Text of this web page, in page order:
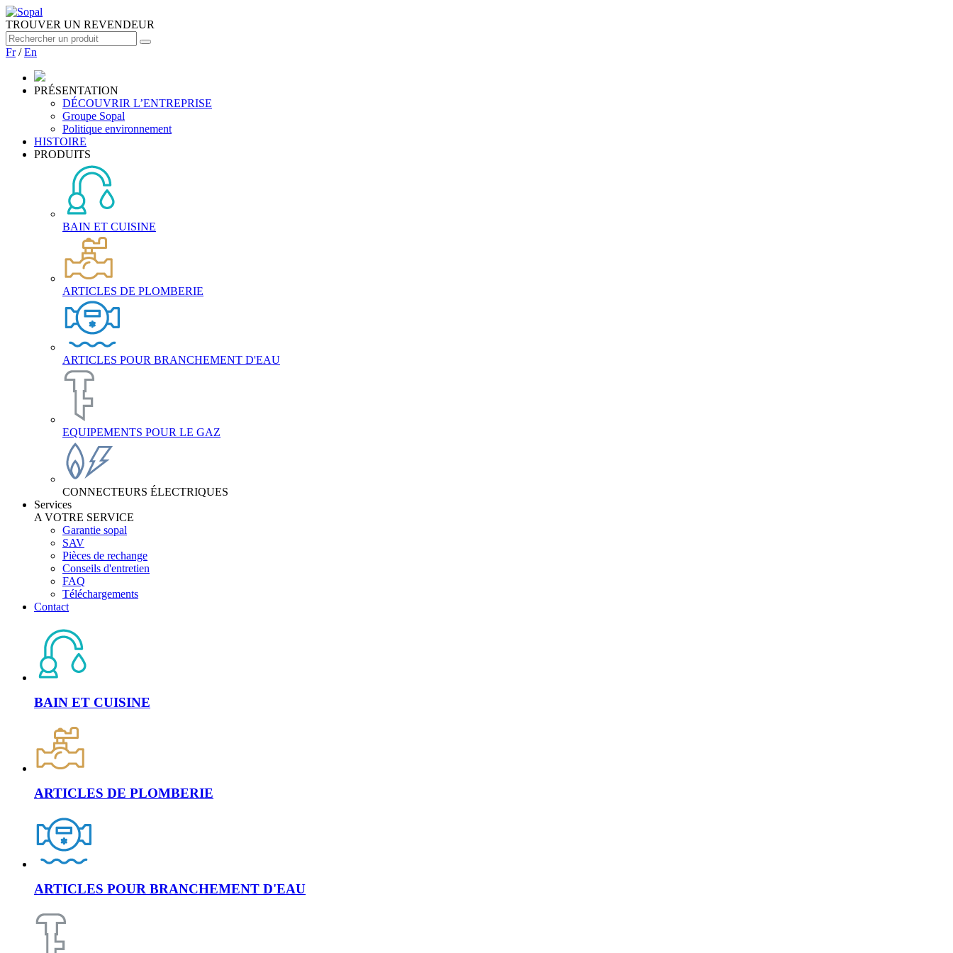
TROUVER UN REVENDEUR
Fr/En
PRÉSENTATION
DÉCOUVRIR L’ENTREPRISE
Groupe Sopal
Politique environnement
HISTOIRE
PRODUITS
BAIN ET CUISINE
ARTICLES DE PLOMBERIE
ARTICLES POUR BRANCHEMENT D'EAU
EQUIPEMENTS POUR LE GAZ
CONNECTEURS ÉLECTRIQUES
Services
A VOTRE SERVICE
Garantie sopal
SAV
Pièces de rechange
Conseils d'entretien
FAQ
Téléchargements
Contact
BAIN ET CUISINE
ARTICLES DE PLOMBERIE
ARTICLES POUR BRANCHEMENT D'EAU